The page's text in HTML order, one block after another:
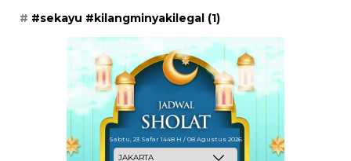
#sekayu #kilangminyakilegal (1)
Sabtu, 23 Safar 1448 H / 08 Agustus 2026